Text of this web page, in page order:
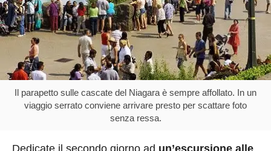
Il parapetto sulle cascate del Niagara è sempre affollato. In un
viaggio serrato conviene arrivare presto per scattare foto
senza ressa.